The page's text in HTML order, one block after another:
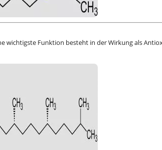
wichtigste Funktion besteht in der Wirkung als